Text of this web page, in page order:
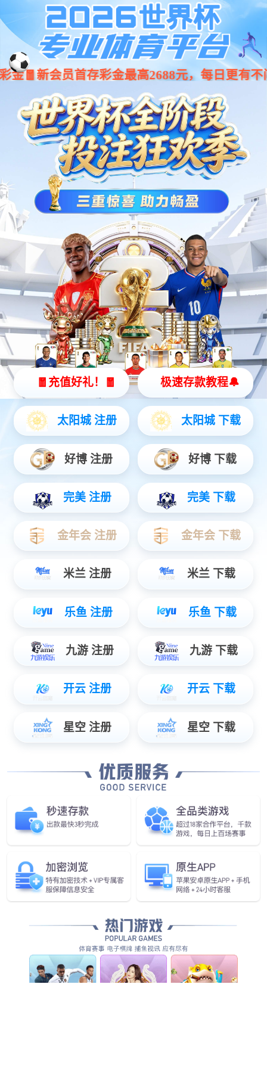
jiuyou.com·(中国区)官方网站
股票
代码 001266
机器人
清扫机器人
HY140园区室外无人清扫车
无人驾驶清扫车 智能清扫系统
HY70全能型清洁智能机器人
车身360°无死角 中等到较大场所
HY10小机器人
清洁机器人
清料机器人
清料机器人
矿山行业 投入资金小 工作效率高